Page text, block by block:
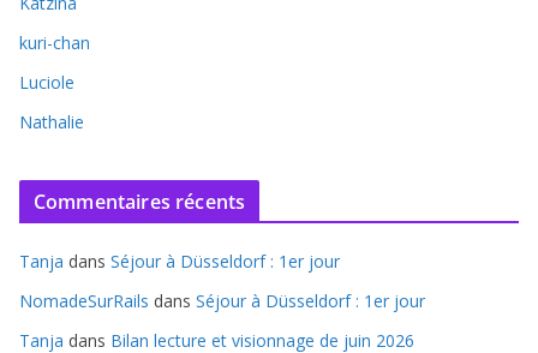
kuri-chan
Luciole
Nathalie
Commentaires récents
Tanja dans Séjour à Düsseldorf : 1er jour
NomadeSurRails dans Séjour à Düsseldorf : 1er jour
Tanja dans Bilan lecture et visionnage de juin 2026